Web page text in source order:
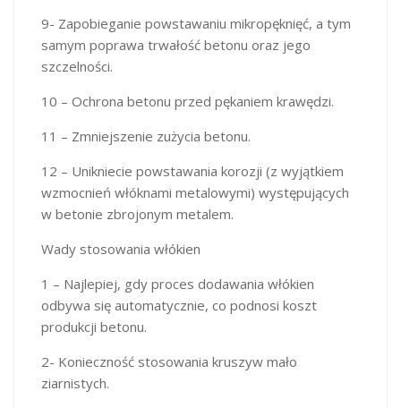
9- Zapobieganie powstawaniu mikropęknięć, a tym
samym poprawa trwałość betonu oraz jego
szczelności.
10 – Ochrona betonu przed pękaniem krawędzi.
11 – Zmniejszenie zużycia betonu.
12 – Unikniecie powstawania korozji (z wyjątkiem
wzmocnień włóknami metalowymi) występujących
w betonie zbrojonym metalem.
Wady stosowania włókien
1 – Najlepiej, gdy proces dodawania włókien
odbywa się automatycznie, co podnosi koszt
produkcji betonu.
2- Konieczność stosowania kruszyw mało
ziarnistych.